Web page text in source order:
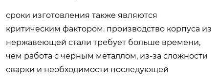
сроки изготовления также являются
критическим фактором. производство корпуса из
нержавеющей стали требует больше времени,
чем работа с черным металлом, из-за сложности
сварки и необходимости последующей